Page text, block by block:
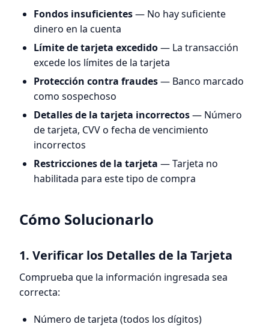
Fondos insuficientes— No hay suficiente
dinero en la cuenta
Límite de tarjeta excedido— La transacción
excede los límites de la tarjeta
Protección contra fraudes— Banco marcado
como sospechoso
Detalles de la tarjeta incorrectos— Número
de tarjeta, CVV o fecha de vencimiento
incorrectos
Restricciones de la tarjeta — Tarjeta no
habilitada para este tipo de compra
Cómo Solucionarlo
1. Verificar los Detalles de la Tarjeta
Comprueba que la información ingresada sea
correcta:
Número de tarjeta (todos los dígitos)